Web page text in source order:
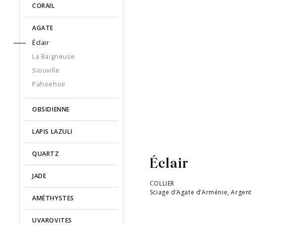
CORAIL
AGATE
Éclair
La Baigneuse
Siouville
Pahoehoe
OBSIDIENNE
LAPIS LAZULI
QUARTZ
JADE
AMÉTHYSTES
UVAROVITES
Éclair
COLLIER
Sciage d’Agate d’Arménie, Argent